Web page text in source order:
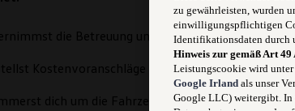
die Betreuung und technische Beratung
Kostenvoranschläge
dich um die Fahrzeugannahme zur Reparatur
zu gewährleisten, wurden
einwilligungspflichtigen
Identifikationsdaten durch
Hinweis zur gemäß Art
Leistungscookie wird unter
Google Irland als unser
Google LLC) weitergibt. In